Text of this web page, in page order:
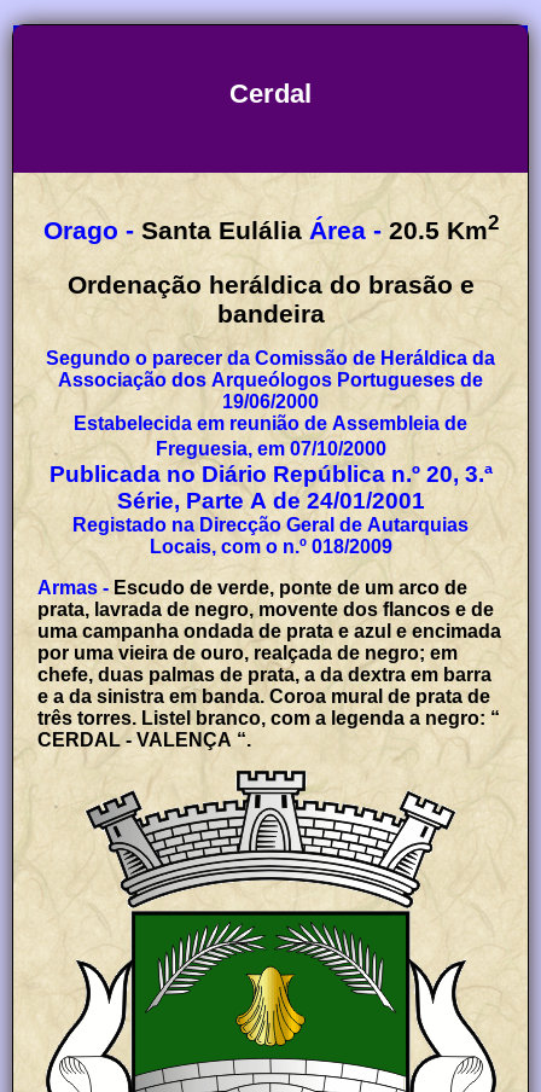
Cerdal
Orago - Santa Eulália Área - 20.5 Km2
Ordenação heráldica do brasão e
bandeira
Segundo o parecer da Comissão de Heráldica da
Associação dos Arqueólogos Portugueses de
19/06/2000
Estabelecida em reunião de Assembleia de
Freguesia, em 07/10/2000
Publicada no Diário República n.º 20, 3.ª
Série, Parte A de 24/01/2001
Registado na Direcção Geral de Autarquias
Locais, com o n.º 018/2009
Armas - Escudo de verde, ponte de um arco de
prata, lavrada de negro, movente dos flancos e de
uma campanha ondada de prata e azul e encimada
por uma vieira de ouro, realçada de negro; em
chefe, duas palmas de prata, a da dextra em barra
e a da sinistra em banda. Coroa mural de prata de
três torres. Listel branco, com a legenda a negro: “
CERDAL - VALENÇA “.